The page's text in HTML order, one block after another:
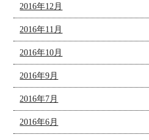
2016年12月
2016年11月
2016年10月
2016年9月
2016年7月
2016年6月